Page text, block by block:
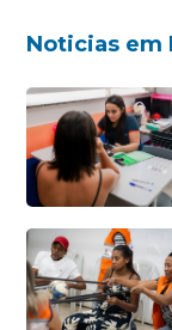
Noticias em